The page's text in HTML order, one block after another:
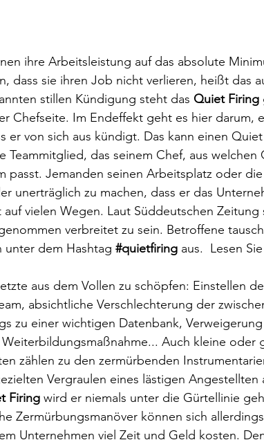
ihre Arbeitsleistung auf das absolute
dass sie ihren Job nicht verlieren, heißt das
stillen Kündigung steht das Quiet Firing
Chefseite. Im Endeffekt geht es hier darum,
er von sich aus kündigt. Das kann einen
Teammitglied, das seinem Chef, aus welchen
passt. Jemanden seinen Arbeitsplatz oder
unerträglich zu machen, dass er das
vielen Wegen. Laut Süddeutschen Zeitung
verbreitet zu sein. Betroffene
unter dem Hashtag #quietfiring aus.  Lesen
aus dem Vollen zu schöpfen: Einstellen
absichtliche Verschlechterung der
zu einer wichtigen Datenbank,
Auch kleine oder
zählen zu den zermürbenden
Vergraulen eines lästigen Angestellten
Firing wird er niemals unter die Gürtellinie
Zermürbungsmanöver können sich
Unternehmen viel Zeit und Geld kosten.